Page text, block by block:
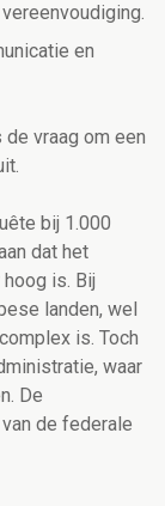
en
vraag om een
bij 1.000
dat het
is. Bij
landen, wel
is. Toch
waar
De
de federale